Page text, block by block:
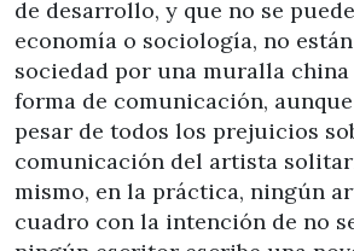
de desarrollo, y que no se
economía o sociología, no
sociedad por una muralla china
forma de comunicación,
pesar de todos los prejuicios
comunicación del artista
mismo, en la práctica, ningún
cuadro con la intención de no